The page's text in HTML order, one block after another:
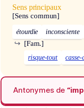
Sens principaux
[Sens commun]
étourdie inconsciente
[Fam.]
↪
risque-tout casse-
Antonymes de